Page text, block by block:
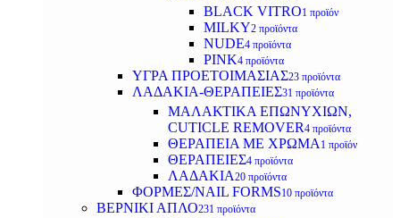
BLACK VITRO1 προϊόν
MILKY2 προϊόντα
NUDE4 προϊόντα
PINK4 προϊόντα
ΥΓΡΑ ΠΡΟΕΤΟΙΜΑΣΙΑΣ23 προϊόντα
ΛΑΔΑΚΙΑ-ΘΕΡΑΠΕΙΕΣ31 προϊόντα
ΜΑΛΑΚΤΙΚΑ ΕΠΩΝΥΧΙΩΝ,
CUTICLE REMOVER4 προϊόντα
ΘΕΡΑΠΕΙΑ ΜΕ ΧΡΩΜΑ 1 προϊόν
ΘΕΡΑΠΕΙΕΣ4 προϊόντα
ΛΑΔΑΚΙΑ20 προϊόντα
ΦΟΡΜΕΣ/NAIL FORMS10 προϊόντα
ΒΕΡΝΙΚΙ ΑΠΛΟ231 προϊόντα